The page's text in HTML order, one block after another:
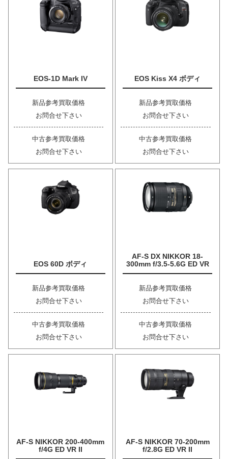
EOS-1D Mark IV
新品参考買取価格
お問合せ下さい
中古参考買取価格
お問合せ下さい
EOS Kiss X4 ボディ
新品参考買取価格
お問合せ下さい
中古参考買取価格
お問合せ下さい
EOS 60D ボディ
新品参考買取価格
お問合せ下さい
中古参考買取価格
お問合せ下さい
AF-S DX NIKKOR 18-
300mm f/3.5-5.6G ED VR
新品参考買取価格
お問合せ下さい
中古参考買取価格
お問合せ下さい
AF-S NIKKOR 200-400mm
f/4G ED VR II
AF-S NIKKOR 70-200mm
f/2.8G ED VR II